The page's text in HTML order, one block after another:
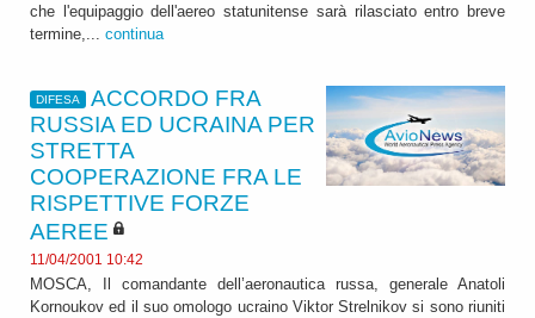
che l'equipaggio dell'aereo statunitense sarà rilasciato entro breve
termine,... continua
DIFESA
ACCORDO FRA
RUSSIA ED UCRAINA PER
STRETTA
COOPERAZIONE FRA LE
RISPETTIVE FORZE
AEREE
11/04/2001 10:42
MOSCA, Il comandante dell’aeronautica russa, generale Anatoli
Kornoukov ed il suo omologo ucraino Viktor Strelnikov si sono riuniti